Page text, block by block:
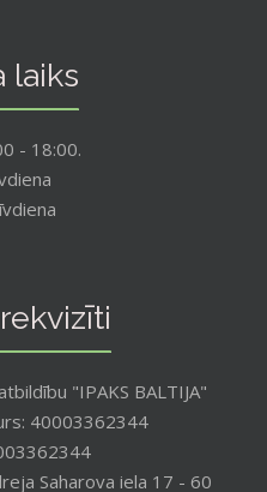
laiks
- 18:00.
"IPAKS BALTIJA"
40003362344
Saharova iela 17 - 60